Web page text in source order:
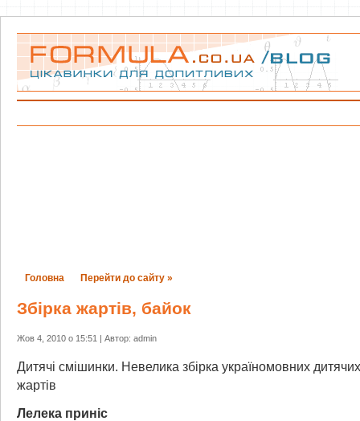
Головна Перейти до сайту »
Збірка жартів, байок
Жов 4, 2010 о 15:51 | Автор: admin
Дитячі смішинки. Невелика збірка україномовних
жартів
Лелека приніс